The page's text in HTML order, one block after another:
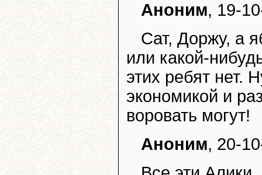
Аноним, 19-
Сат, Доржу, а
или какой-
этих ребят нет.
экономикой и
воровать могут!
Аноним, 20-